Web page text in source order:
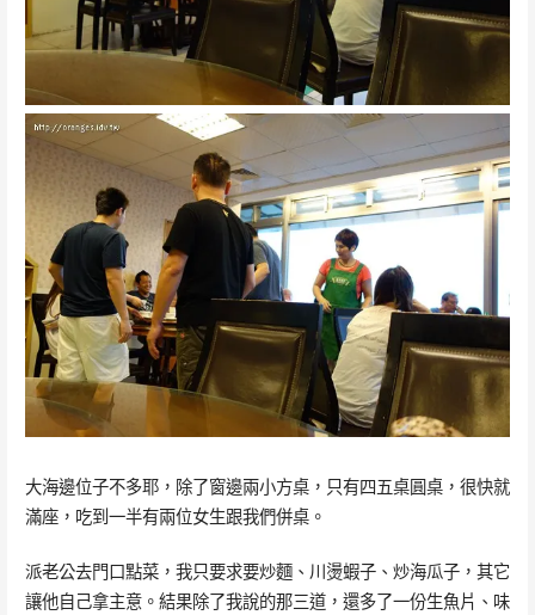
大海邊位子不多耶，除了窗邊兩小方桌，只有四五桌圓桌，很快就
滿座，吃到一半有兩位女生跟我們併桌。
派老公去門口點菜，我只要求要炒麵、川燙蝦子、炒海瓜子，其它
讓他自己拿主意。結果除了我說的那三道，還多了一份生魚片、味